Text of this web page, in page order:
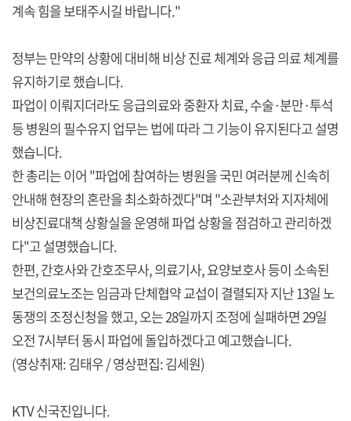
계속 힘을 보태주시길 바랍니다."
정부는 만약의 상황에 대비해 비상 진료 체계와 응급 의료 체계를
유지하기로 했습니다.
파업이 이뤄지더라도 응급의료와 중환자 치료, 수술·분만·투석
등 병원의 필수유지 업무는 법에 따라 그 기능이 유지된다고 설명
했습니다.
한 총리는 이어 "파업에 참여하는 병원을 국민 여러분께 신속히
안내해 현장의 혼란을 최소화하겠다"며 "소관부처와 지자체에
비상진료대책 상황실을 운영해 파업 상황을 점검하고 관리하겠
다"고 설명했습니다.
한편, 간호사와 간호조무사, 의료기사, 요양보호사 등이 소속된
보건의료노조는 임금과 단체협약 교섭이 결렬되자 지난 13일 노
동쟁의 조정신청을 했고, 오는 28일까지 조정에 실패하면 29일
오전 7시부터 동시 파업에 돌입하겠다고 예고했습니다.
(영상취재: 김태우 / 영상편집: 김세원)
KTV 신국진입니다.